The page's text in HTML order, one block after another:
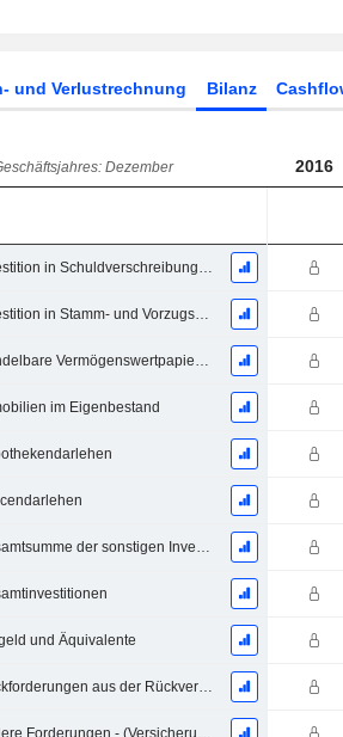
und Verlustrechnung Bilanz
Dezember 2016
Investition in Schuldverschreibungen
Investition in Stamm- und Vorzugsaktien, Gesamt
Handelbare Vermögenswertpapiere, Gesamt
im Eigenbestand
Gesamtsumme der sonstigen Investitionen
und Äquivalente
Rückforderungen aus der Rückversicherung - (GuV)
Andere Forderungen - (Versicherungsvorlage)